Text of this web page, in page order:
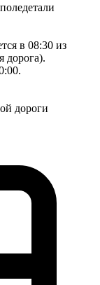
детали
в 08:30 из
дорога).
дороги